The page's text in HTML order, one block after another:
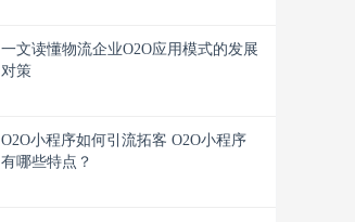
一文读懂物流企业O2O应用模式的发展
对策
O2O小程序如何引流拓客 O2O小程序
有哪些特点？